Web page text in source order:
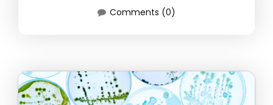
Comments (0)